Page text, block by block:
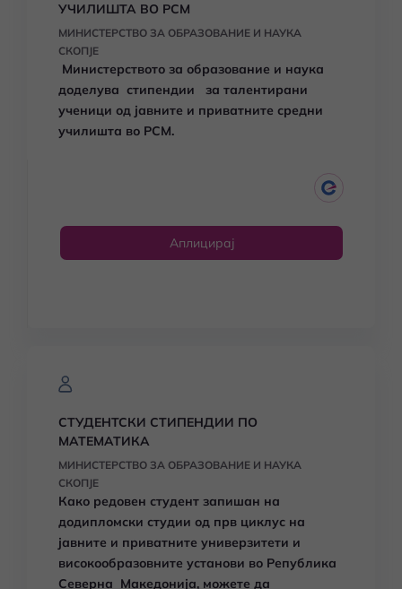
УЧИЛИШТА ВО РСМ
МИНИСТЕРСТВО ЗА ОБРАЗОВАНИЕ И НАУКА
СКОПЈЕ
Министерството за образование и наука
доделува стипендии за талентирани
ученици од јавните и приватните средни
училишта во РСМ.
Аплицирај
СТУДЕНТСКИ СТИПЕНДИИ ПО
МАТЕМАТИКА
МИНИСТЕРСТВО ЗА ОБРАЗОВАНИЕ И НАУКА
СКОПЈЕ
Како редовен студент запишан на
додипломски студии од прв циклус на
јавните и приватните универзитети и
високообразовните установи во Република
Северна Македонија, можете да